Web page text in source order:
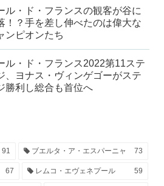
ル・ド・フランスの観客が谷に
！？手を差し伸べたのは偉大な
ンピオンたち
ル・ド・フランス2022第11ステ
、ヨナス・ヴィンゲゴーがステ
勝利し総合も首位へ
91 ブエルタ・ア・エスパーニャ 73
67 レムコ・エヴェネプール 59